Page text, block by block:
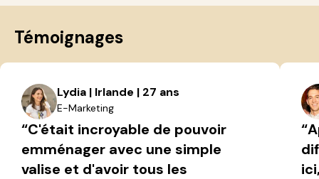
Témoignages
Lydia | Irlande | 27 ans
E-Marketing
“C'était incroyable de pouvoir
emménager avec une simple
valise et d'avoir tous les